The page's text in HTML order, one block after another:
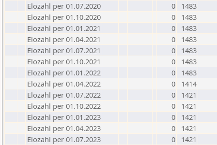
Elozahl per 01.07.2020
0
1483
Elozahl per 01.10.2020
0
1483
Elozahl per 01.01.2021
0
1483
Elozahl per 01.04.2021
0
1483
Elozahl per 01.07.2021
0
1483
Elozahl per 01.10.2021
0
1483
Elozahl per 01.01.2022
0
1483
Elozahl per 01.04.2022
0
1414
Elozahl per 01.07.2022
0
1421
Elozahl per 01.10.2022
0
1421
Elozahl per 01.01.2023
0
1421
Elozahl per 01.04.2023
0
1421
Elozahl per 01.07.2023
0
1421